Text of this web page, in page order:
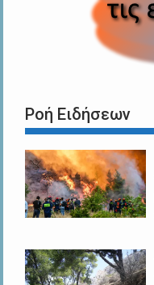
Ροή Ειδήσεων